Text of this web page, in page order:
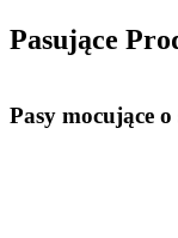
Pasujące
Pasy mocujące